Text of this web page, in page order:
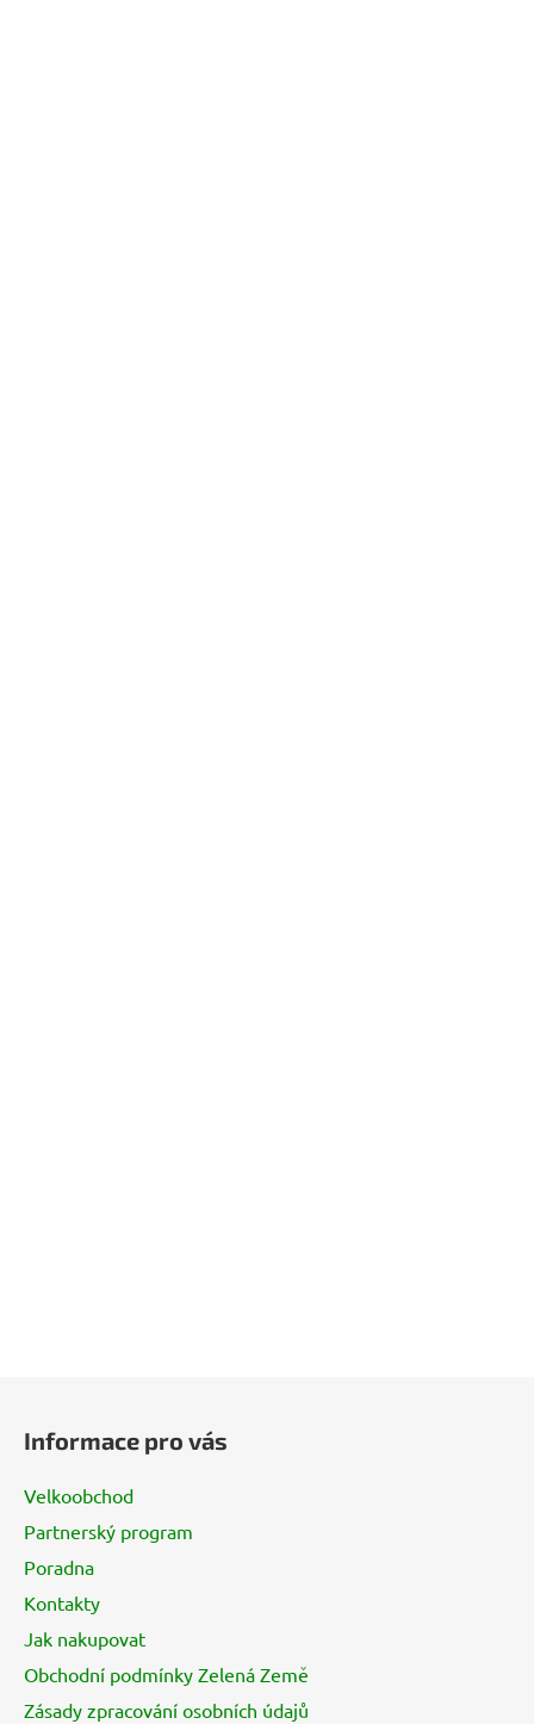
Informace pro vás
Velkoobchod
Partnerský program
Poradna
Kontakty
Jak nakupovat
Obchodní podmínky Zelená Země
Zásady zpracování osobních údajů